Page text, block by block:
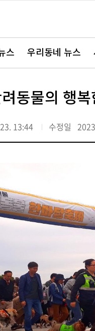
스 우리동네 뉴스
동물의 행
13:44 수정일